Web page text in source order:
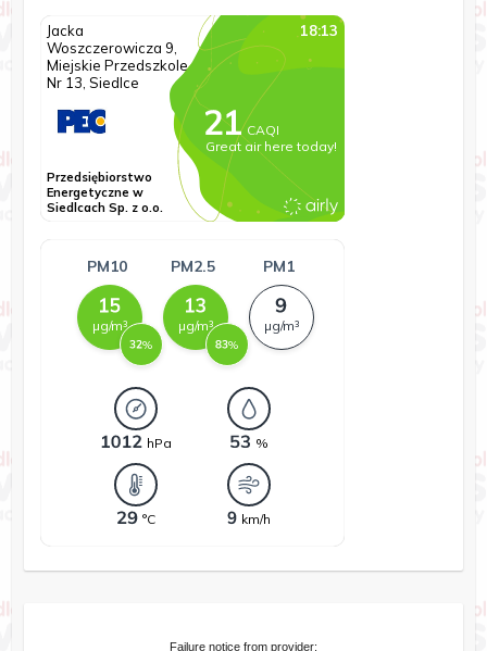
Failure notice from provider: